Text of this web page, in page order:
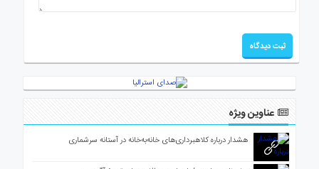
عناوین ویژه
هشدار درباره کلاهبرداری‌های خانه‌به‌خانه در آستانه سرشماری